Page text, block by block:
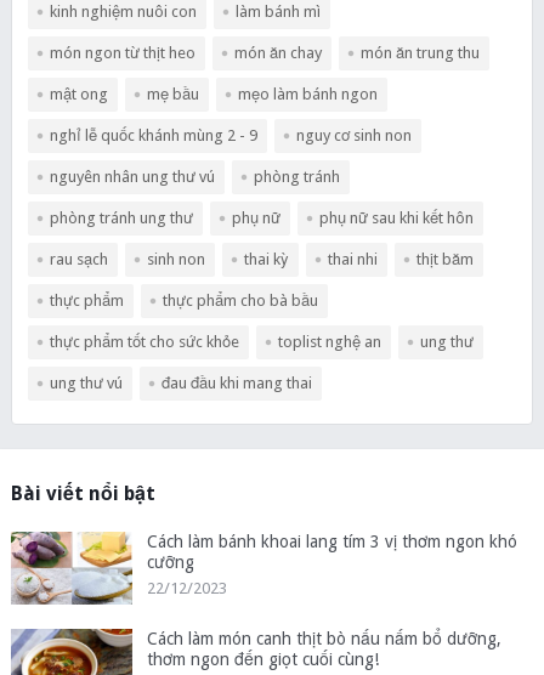
kinh nghiệm nuôi con làm bánh mì
món ngon từ thịt heo món ăn chay món ăn trung thu
mật ong mẹ bầu mẹo làm bánh ngon
nghỉ lễ quốc khánh mùng 2 - 9 nguy cơ sinh non
nguyên nhân ung thư vú phòng tránh
phòng tránh ung thư phụ nữ phụ nữ sau khi kết hôn
rau sạch sinh non thai kỳ thai nhi thịt băm
thực phẩm thực phẩm cho bà bầu
thực phẩm tốt cho sức khỏe toplist nghệ an ung thư
ung thư vú đau đầu khi mang thai
Bài viết nổi bật
Cách làm bánh khoai lang tím 3 vị thơm ngon khó
cưỡng
22/12/2023
Cách làm món canh thịt bò nấu nấm bổ dưỡng,
thơm ngon đến giọt cuối cùng!